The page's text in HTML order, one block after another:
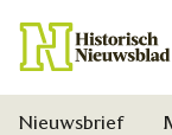
Nieuwsbrief